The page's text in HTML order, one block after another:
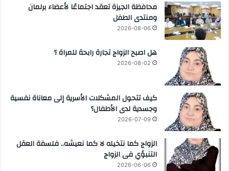
محافظة الجيزة تعقد اجتماعًا لأعضاء برلمان
ومنتدى الطفل
2026-08-06
هل اصبح الزواج تجارة رابحة للمراة ؟
2026-08-02
كيف تتحول المشكلات الأسرية إلى معاناة نفسية
وجسدية لدى الأطفال؟
2026-07-09
الزواج كما نتخيله لا كما نعيشه.. فلسفة العقل
التنبؤي فى الزواج
2026-06-06